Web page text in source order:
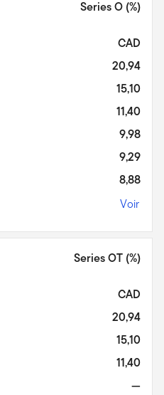
Series O (%)
CAD
20,94
15,10
11,40
9,98
9,29
8,88
Voir
Series OT (%)
CAD
20,94
15,10
11,40
—